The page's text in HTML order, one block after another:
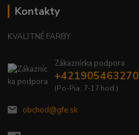
Kontakty
KVALITNÉ FARBY
Zákaznícka podpora
+421905463270
(Po-Pia, 7-17 hod.)
obchod@gfe.sk